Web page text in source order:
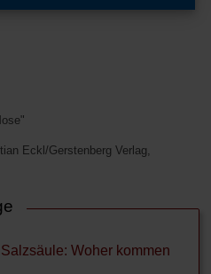
Eckl/Gerstenberg Verlag,
Woher kommen